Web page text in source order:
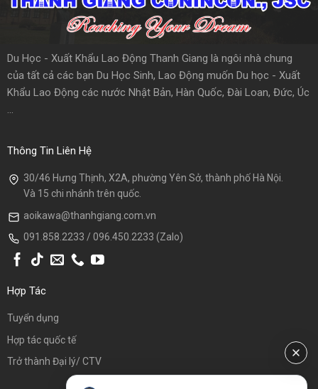
Du Học - Xuất Khẩu Lao Động Thanh Giang là ngôi nhà chung
của tất cả các bạn Du Học Sinh, Lao Động muốn Du học - Xuất
Khẩu Lao Động các nước Nhật Bản, Hàn Quốc, Đài Loan, Đức, Úc
...
Thông Tin Liên Hệ
30/46 Hưng Thịnh, X2A, phường Yên Sở, thành phố Hà Nội.
Và 15 chi nhánh trên quốc.
aoikawa@thanhgiang.com.vn
091.858.2233 / 096.450.2233 (Zalo)
Hợp Tác
Tuyển dụng
Hợp tác quốc tế
Trở thành Đại lý/ CTV